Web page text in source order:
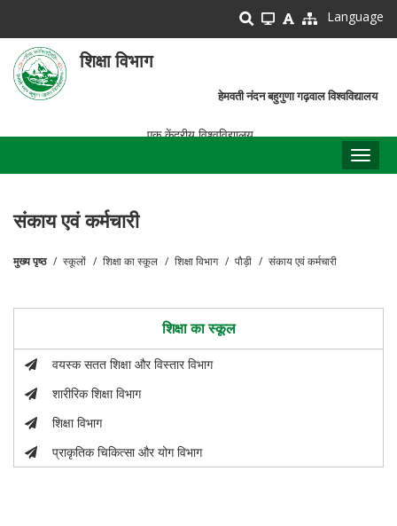
main
content
Language
शिक्षा विभाग
हेमवती नंदन बहुगुणा गढ़वाल विश्वविद्यालय
एक केंद्रीय विश्वविद्यालय
संकाय एवं कर्मचारी
मुख्य पृष्ठ स्कूलों शिक्षा का स्कूल शिक्षा विभाग पौड़ी संकाय एवं कर्मचारी
शिक्षा का स्कूल
वयस्क सतत शिक्षा और विस्तार विभाग
शारीरिक शिक्षा विभाग
शिक्षा विभाग
प्राकृतिक चिकित्सा और योग विभाग